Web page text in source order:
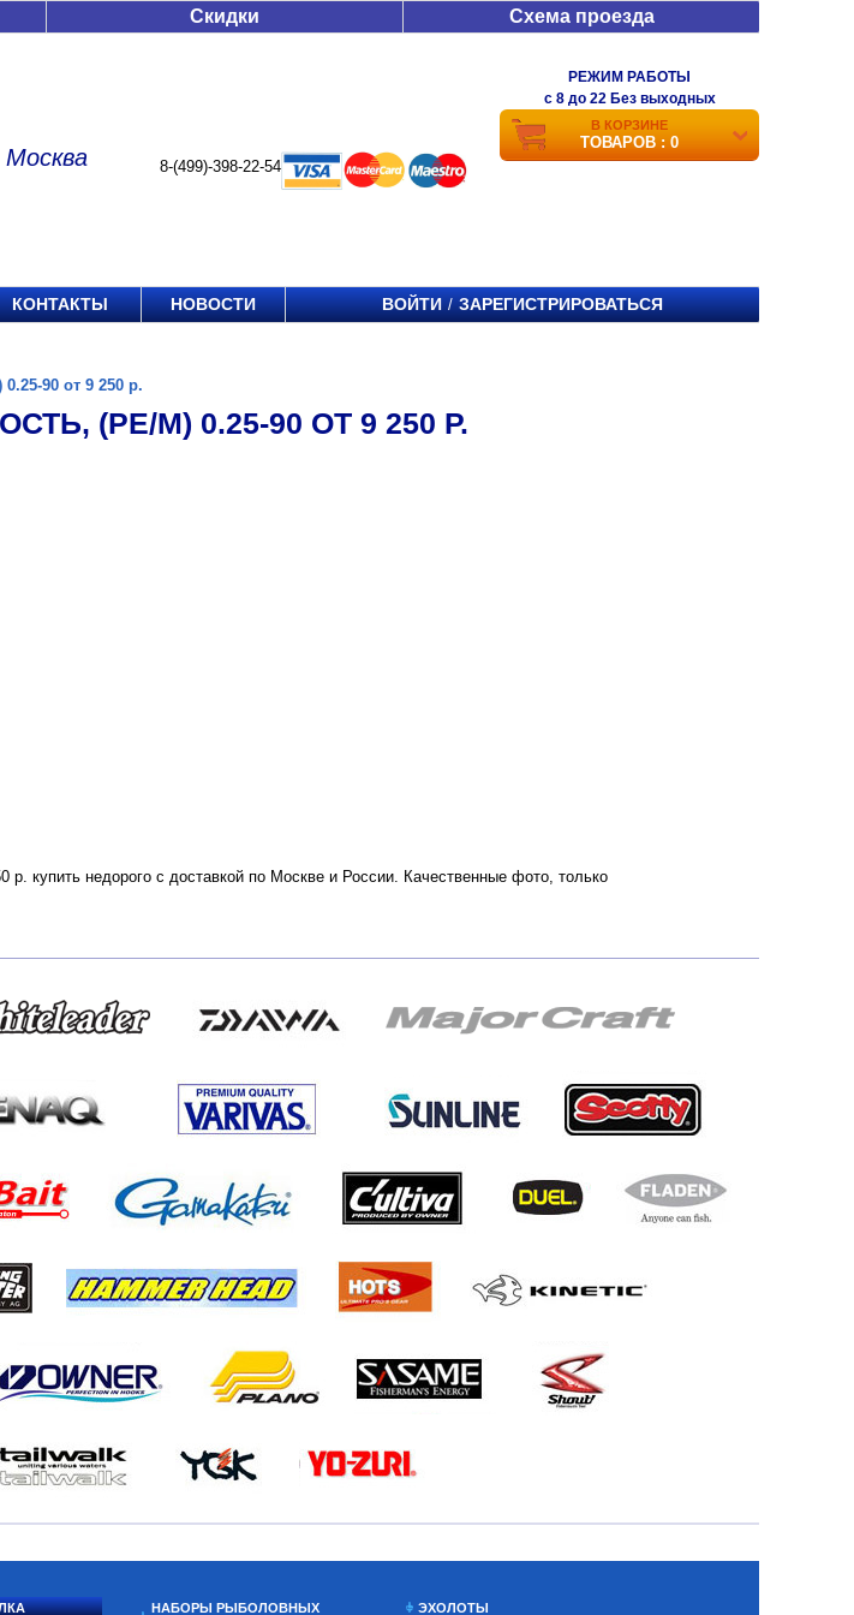
Скидки Схема проезда
Москва 8-(499)-398-22-54
РЕЖИМ РАБОТЫ
c 8 до 22 Без выходных
В КОРЗИНЕ
ТОВАРОВ : 0
КОНТАКТЫ НОВОСТИ ВОЙТИ / ЗАРЕГИСТРИРОВАТЬСЯ
90 от 9 250 р.
(РЕ/М) 0.25-90 ОТ 9 250 Р.
купить недорого с доставкой по Москве и России. Качественные фото, только
НАБОРЫ РЫБОЛОВНЫХ ЭХОЛОТЫ